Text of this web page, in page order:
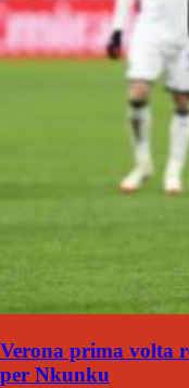
Verona prima volta
per Nkunku